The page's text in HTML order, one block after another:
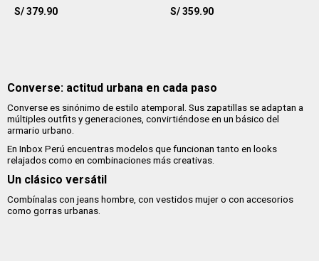
Friends Chuck Taylor All
S/379.90
Friends Chuck Taylor All
S/359.90
Converse: actitud urbana en cada paso
Converse es sinónimo de estilo atemporal. Sus zapatillas se adaptan a
múltiples outfits y generaciones, convirtiéndose en un básico del
armario urbano.
En Inbox Perú encuentras modelos que funcionan tanto en looks
relajados como en combinaciones más creativas.
Un clásico versátil
Combínalas con jeans hombre, con vestidos mujer o con accesorios
como gorras urbanas.